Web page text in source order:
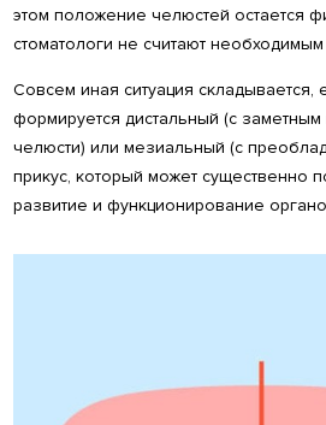
этом положение челюстей остается
стоматологи не считают необходимым
Совсем иная ситуация складывается,
формируется дистальный (с
челюсти) или мезиальный (с
прикус, который может существенно
развитие и функционирование